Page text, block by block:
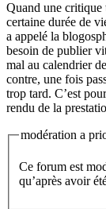
Quand une critique
certaine durée de
a appelé la
besoin de publier
mal au calendrier
contre, une fois
trop tard. C’est
rendu de la
modération a
Ce forum est
qu’après avoir